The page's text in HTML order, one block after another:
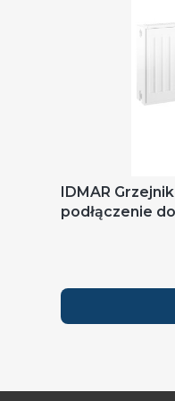
IDMAR
podłączenie